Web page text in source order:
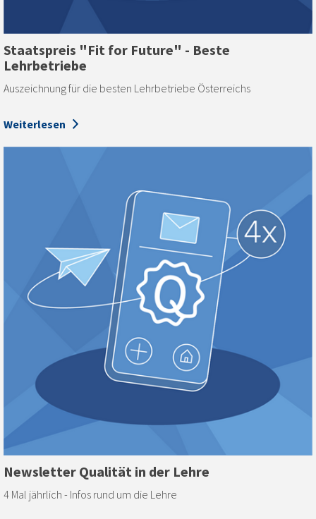
Staatspreis "Fit for Future" - Beste
Lehrbetriebe
Auszeichnung für die besten Lehrbetriebe Österreichs
Weiterlesen
Newsletter Qualität in der Lehre
4 Mal jährlich - Infos rund um die Lehre